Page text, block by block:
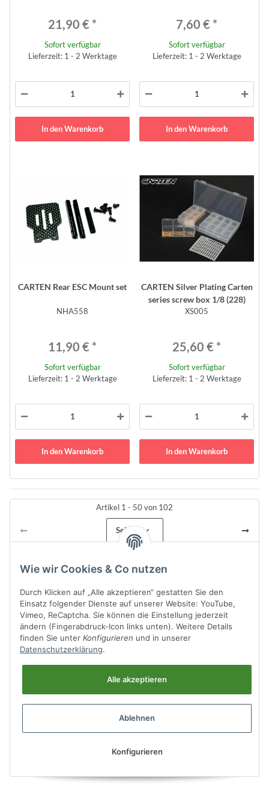
21,90 € *
Sofort verfügbar
Lieferzeit: 1 - 2 Werktage
In den Warenkorb
7,60 € *
Sofort verfügbar
Lieferzeit: 1 - 2 Werktage
In den Warenkorb
CARTEN Rear ESC Mount set
NHA558
11,90 € *
Sofort verfügbar
Lieferzeit: 1 - 2 Werktage
In den Warenkorb
CARTEN Silver Plating Carten
series screw box 1/8 (228)
XS005
25,60 € *
Sofort verfügbar
Lieferzeit: 1 - 2 Werktage
In den Warenkorb
Artikel 1 - 50 von 102
Seite
Kategorien
Informationen
Wie wir Cookies & Co nutzen
Durch Klicken auf „Alle akzeptieren“ gestatten Sie den
Einsatz folgender Dienste auf unserer Website: YouTube,
Vimeo, ReCaptcha. Sie können die Einstellung jederzeit
ändern (Fingerabdruck-Icon links unten). Weitere Details
finden Sie unter Konfigurieren und in unserer
Datenschutzerklärung.
Alle akzeptieren
Ablehnen
Konfigurieren